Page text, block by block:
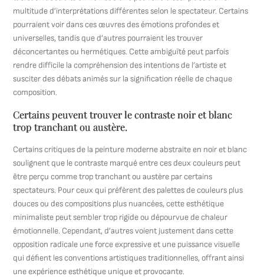
multitude d’interprétations différentes selon le spectateur. Certains
pourraient voir dans ces œuvres des émotions profondes et
universelles, tandis que d’autres pourraient les trouver
déconcertantes ou hermétiques. Cette ambiguïté peut parfois
rendre difficile la compréhension des intentions de l’artiste et
susciter des débats animés sur la signification réelle de chaque
composition.
Certains peuvent trouver le contraste noir et blanc
trop tranchant ou austère.
Certains critiques de la peinture moderne abstraite en noir et blanc
soulignent que le contraste marqué entre ces deux couleurs peut
être perçu comme trop tranchant ou austère par certains
spectateurs. Pour ceux qui préfèrent des palettes de couleurs plus
douces ou des compositions plus nuancées, cette esthétique
minimaliste peut sembler trop rigide ou dépourvue de chaleur
émotionnelle. Cependant, d’autres voient justement dans cette
opposition radicale une force expressive et une puissance visuelle
qui défient les conventions artistiques traditionnelles, offrant ainsi
une expérience esthétique unique et provocante.